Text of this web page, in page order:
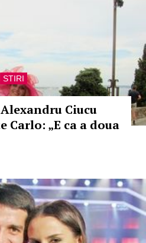
STIRI
Ciucu
Carlo: „E ca a doua